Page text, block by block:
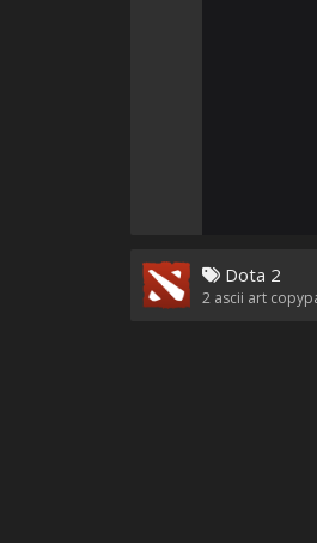
Dota 2
2 ascii art